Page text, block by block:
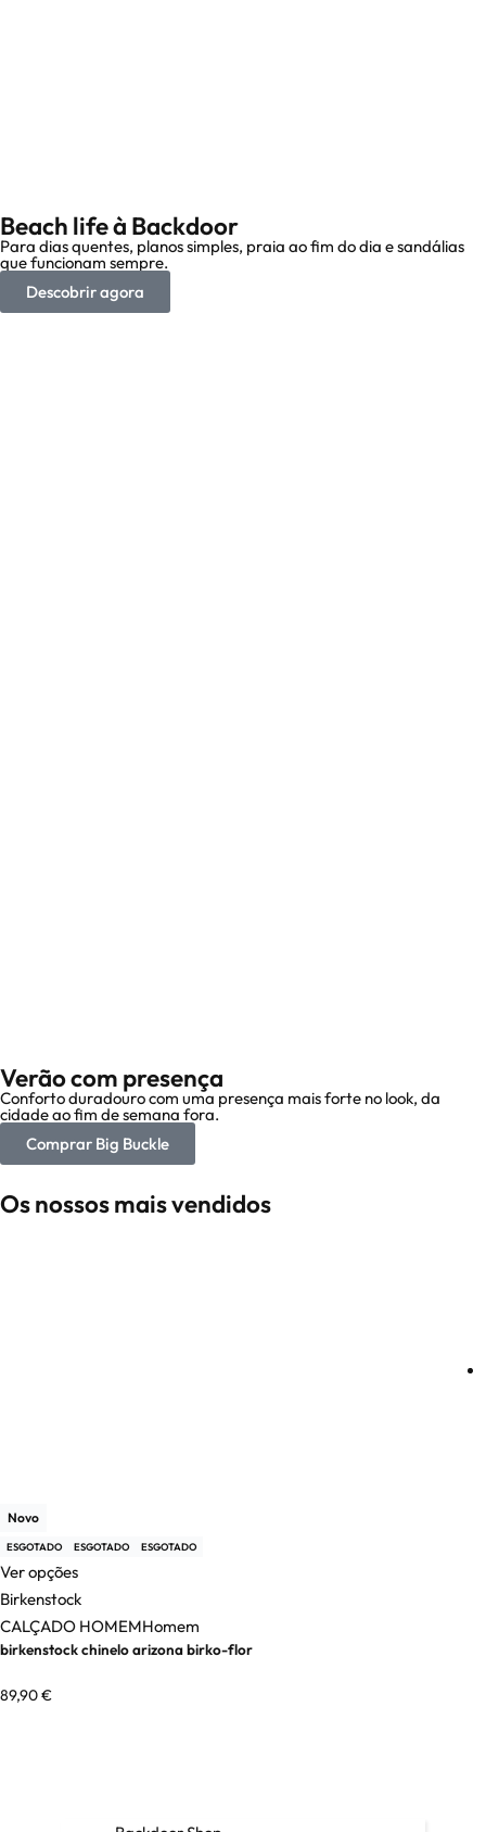
Beach life à Backdoor
Para dias quentes, planos simples, praia ao fim do dia e sandálias
que funcionam sempre.
Descobrir agora
Verão com presença
Conforto duradouro com uma presença mais forte no look, da
cidade ao fim de semana fora.
Comprar Big Buckle
Os nossos mais vendidos
Novo
ESGOTADO ESGOTADO ESGOTADO
Ver opções
Birkenstock
CALÇADO HOMEMHomem
birkenstock chinelo arizona birko-flor
89,90€